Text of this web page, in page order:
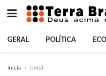
GERAL POLÍTICA
Início Geral